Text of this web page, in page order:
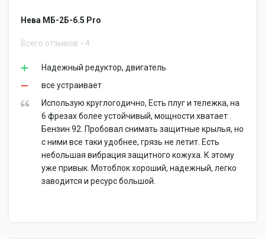
Нева МБ-2Б-6.5 Pro
Всего отзывов 4
Надежный редуктор, двигатель
все устраивает
Использую круглогодично, Есть плуг и тележка, на
6 фрезах более устойчивый, мощности хватает .
Бензин 92. Пробовал снимать защитные крылья, но
с ними все таки удобнее, грязь не летит. Есть
небольшая вибрация защитного кожуха. К этому
уже привык. Мотоблок хороший, надежный, легко
заводится и ресурс большой.